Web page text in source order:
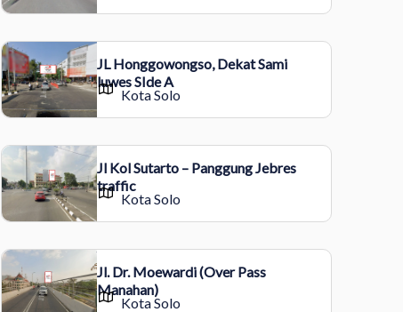
JL Honggowongso, Dekat Sami
luwes SIde A
Kota Solo
Jl Kol Sutarto – Panggung Jebres
traffic
Kota Solo
Jl. Dr. Moewardi (Over Pass
Manahan)
Kota Solo